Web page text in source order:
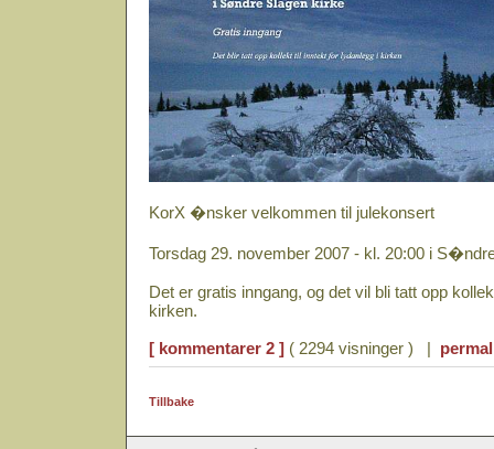
KorX �nsker velkommen til julekonsert
Torsdag 29. november 2007 - kl. 20:00 i
Det er gratis inngang, og det vil bli tatt opp
kirken.
[ kommentarer 2 ] ( 2294 visninger ) |
Tillbake